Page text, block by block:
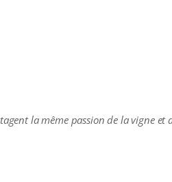
la même passion de la vigne et